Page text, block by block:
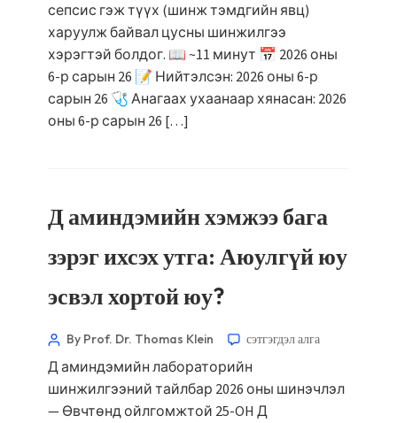
сепсис гэж түүх (шинж тэмдгийн явц)
харуулж байвал цусны шинжилгээ
хэрэгтэй болдог. 📖 ~11 минут 📅 2026 оны
6-р сарын 26 📝 Нийтэлсэн: 2026 оны 6-р
сарын 26 🩺 Анагаах ухаанаар хянасан: 2026
оны 6-р сарын 26 […]
Д аминдэмийн хэмжээ бага
зэрэг ихсэх утга: Аюулгүй юу
эсвэл хортой юу?
By Prof. Dr. Thomas Klein сэтгэгдэл алга
Д аминдэмийн лабораторийн
шинжилгээний тайлбар 2026 оны шинэчлэл
— Өвчтөнд ойлгомжтой 25-OH Д